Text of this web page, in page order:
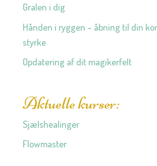
Gralen i dig
Hånden i ryggen – åbning til din
styrke
Opdatering af dit magikerfelt
Aktuelle kurser:
Sjælshealinger
Flowmaster